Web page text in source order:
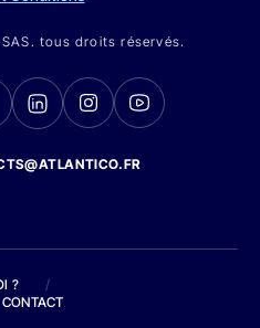
tous droits réservés.
?
/
CONTACT